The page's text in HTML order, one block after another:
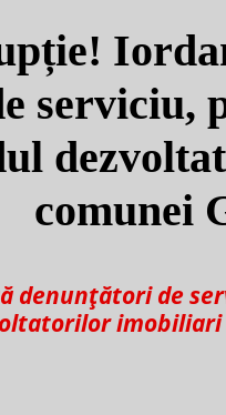
serviciu,
comunei
denunțători de
imobiliari